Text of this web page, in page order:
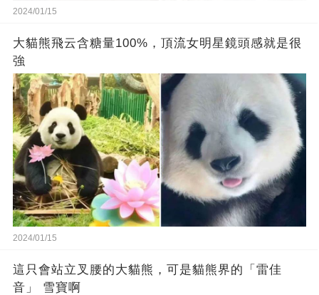
2024/01/15
大貓熊飛云含糖量100%，頂流女明星鏡頭感就是很
強
2024/01/15
這只會站立叉腰的大貓熊，可是貓熊界的「雷佳
音」 雪寶啊